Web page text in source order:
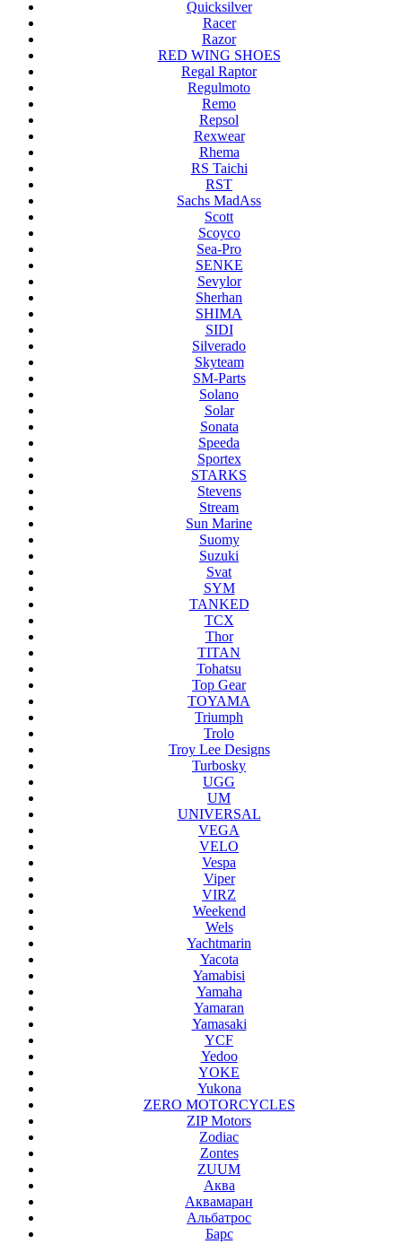
Quicksilver
Racer
Razor
RED WING SHOES
Regal Raptor
Regulmoto
Remo
Repsol
Rexwear
Rhema
RS Taichi
RST
Sachs MadAss
Scott
Scoyco
Sea-Pro
SENKE
Sevylor
Sherhan
SHIMA
SIDI
Silverado
Skyteam
SM-Parts
Solano
Solar
Sonata
Speeda
Sportex
STARKS
Stevens
Stream
Sun Marine
Suomy
Suzuki
Svat
SYM
TANKED
TCX
Thor
TITAN
Tohatsu
Top Gear
TOYAMA
Triumph
Trolo
Troy Lee Designs
Turbosky
UGG
UM
UNIVERSAL
VEGA
VELO
Vespa
Viper
VIRZ
Weekend
Wels
Yachtmarin
Yacota
Yamabisi
Yamaha
Yamaran
Yamasaki
YCF
Yedoo
YOKE
Yukona
ZERO MOTORCYCLES
ZIP Motors
Zodiac
Zontes
ZUUM
Аква
Аквамаран
Альбатрос
Барс